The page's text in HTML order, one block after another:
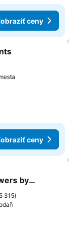
ceny
ceny
by
315